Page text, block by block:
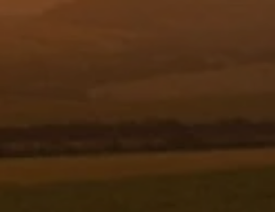
ADESIVO "AD-18" 1181557